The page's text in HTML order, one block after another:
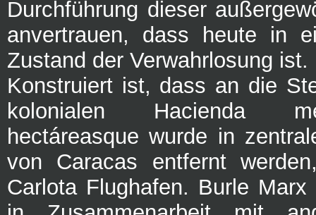
Durchführung dieser
anvertrauen, dass heute in
Zustand der Verwahrlosung ist.
Konstruiert ist, dass an die
kolonialen Hacienda
hectáreasque wurde in
von Caracas entfernt
Carlota Flughafen. Burle Marx